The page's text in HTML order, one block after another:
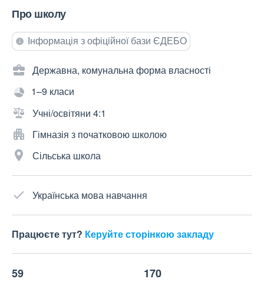
Про школу
Інформація з офіційної бази ЄДЕБО
Державна, комунальна форма власності
1–9 класи
Учні/освітяни 4:1
Гімназія з початковою школою
Сільська школа
Українська мова навчання
Працюєте тут? Керуйте сторінкою закладу
59 170